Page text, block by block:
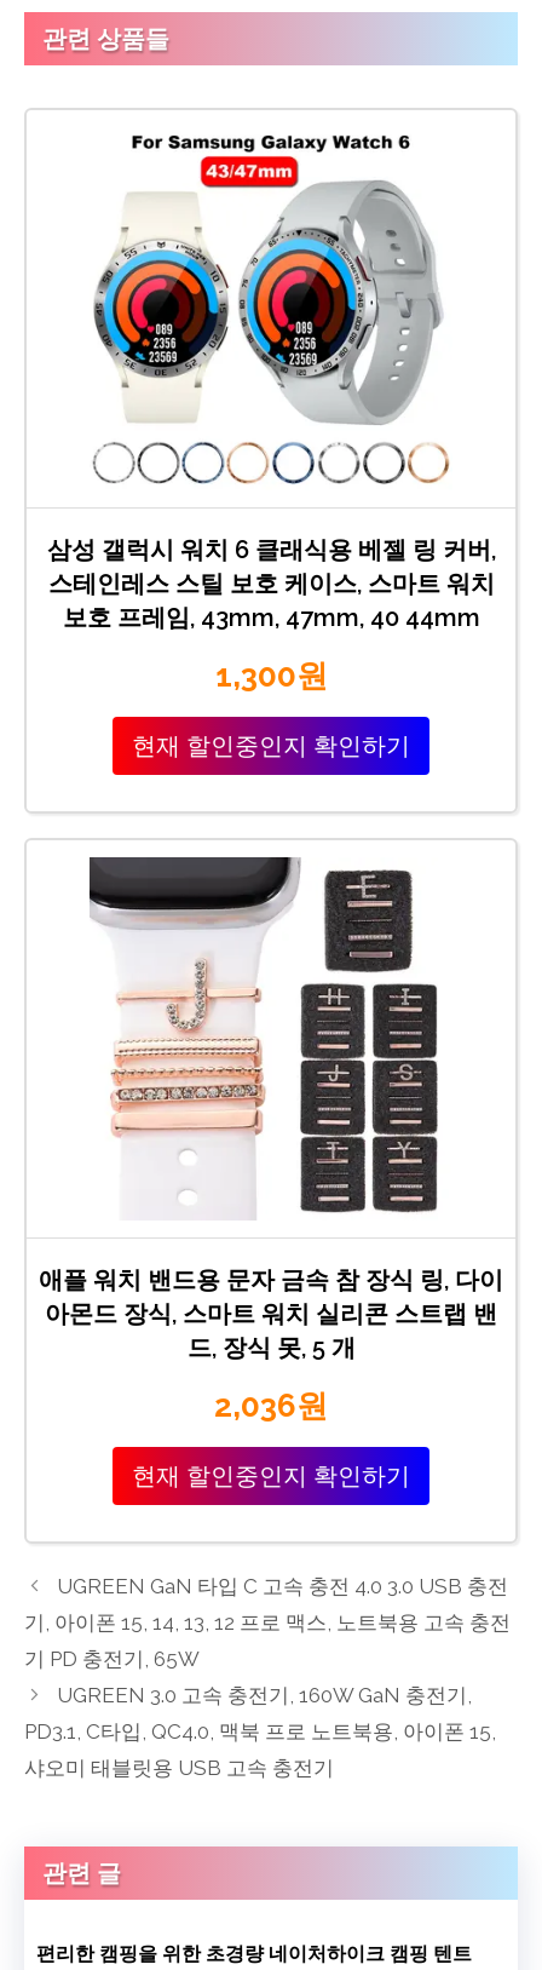
관련 상품들
삼성 갤럭시 워치 6 클래식용 베젤 링 커버,
스테인레스 스틸 보호 케이스, 스마트 워치
보호 프레임, 43mm, 47mm, 40 44mm
1,300원
현재 할인중인지 확인하기
애플 워치 밴드용 문자 금속 참 장식 링, 다이
아몬드 장식, 스마트 워치 실리콘 스트랩 밴
드, 장식 못, 5 개
2,036원
현재 할인중인지 확인하기
UGREEN GaN 타입 C 고속 충전 4.0 3.0 USB 충전
기, 아이폰 15, 14, 13, 12 프로 맥스, 노트북용 고속 충전
기 PD 충전기, 65W
UGREEN 3.0 고속 충전기, 160W GaN 충전기,
PD3.1, C타입, QC4.0, 맥북 프로 노트북용, 아이폰 15,
샤오미 태블릿용 USB 고속 충전기
관련 글
편리한 캠핑을 위한 초경량 네이처하이크 캠핑 텐트